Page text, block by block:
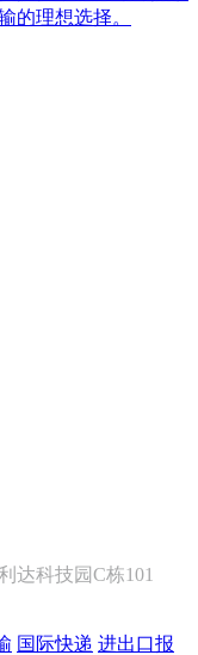
的理想选择。
达科技园C栋101
国际快递 进出口报